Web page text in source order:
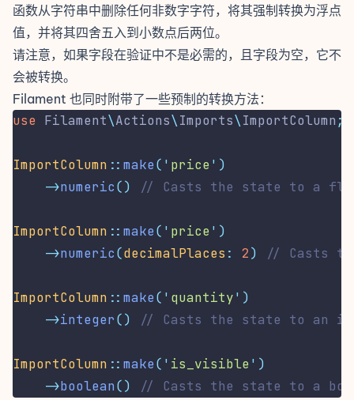
函数从字符串中删除任何非数字字符，将其强制转换为浮点
值，并将其四舍五入到小数点后两位。
请注意，如果字段在验证中不是必需的，且字段为空，它不
会被转换。
Filament 也同时附带了一些预制的转换方法：
use Filament\Actions\Imports\ImportColumn ;
ImportColumn :: make( ' price ' )
->numeric() // Casts the state to a
ImportColumn :: make( ' price ' )
->numeric(decimalPlaces : 2) // Casts
ImportColumn :: make( ' quantity' )
->integer() // Casts the state to an
ImportColumn :: make( ' is_visible ' )
->boolean() // Casts the state to a